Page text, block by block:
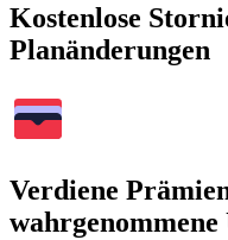
Kostenlose
Planänderungen
Verdiene